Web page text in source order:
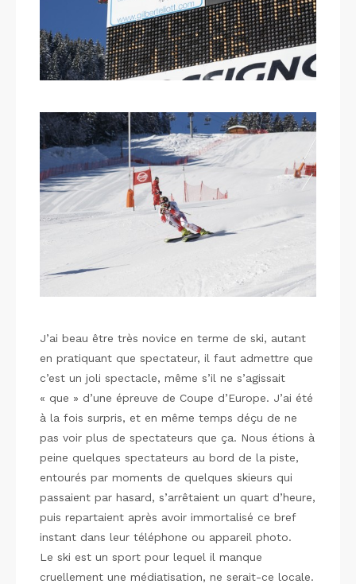
J’ai beau être très novice en terme de ski, autant
en pratiquant que spectateur, il faut admettre que
c’est un joli spectacle, même s’il ne s’agissait
« que » d’une épreuve de Coupe d’Europe. J’ai été
à la fois surpris, et en même temps déçu de ne
pas voir plus de spectateurs que ça. Nous étions à
peine quelques spectateurs au bord de la piste,
entourés par moments de quelques skieurs qui
passaient par hasard, s’arrêtaient un quart d’heure,
puis repartaient après avoir immortalisé ce bref
instant dans leur téléphone ou appareil photo.
Le ski est un sport pour lequel il manque
cruellement une médiatisation, ne serait-ce locale.